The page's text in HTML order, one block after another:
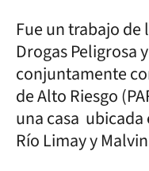
Fue un trabajo de
Drogas Peligrosa
conjuntamente
de Alto Riesgo
una casa ubicada
Río Limay y